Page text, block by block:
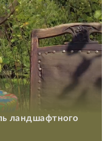
ландшафтного